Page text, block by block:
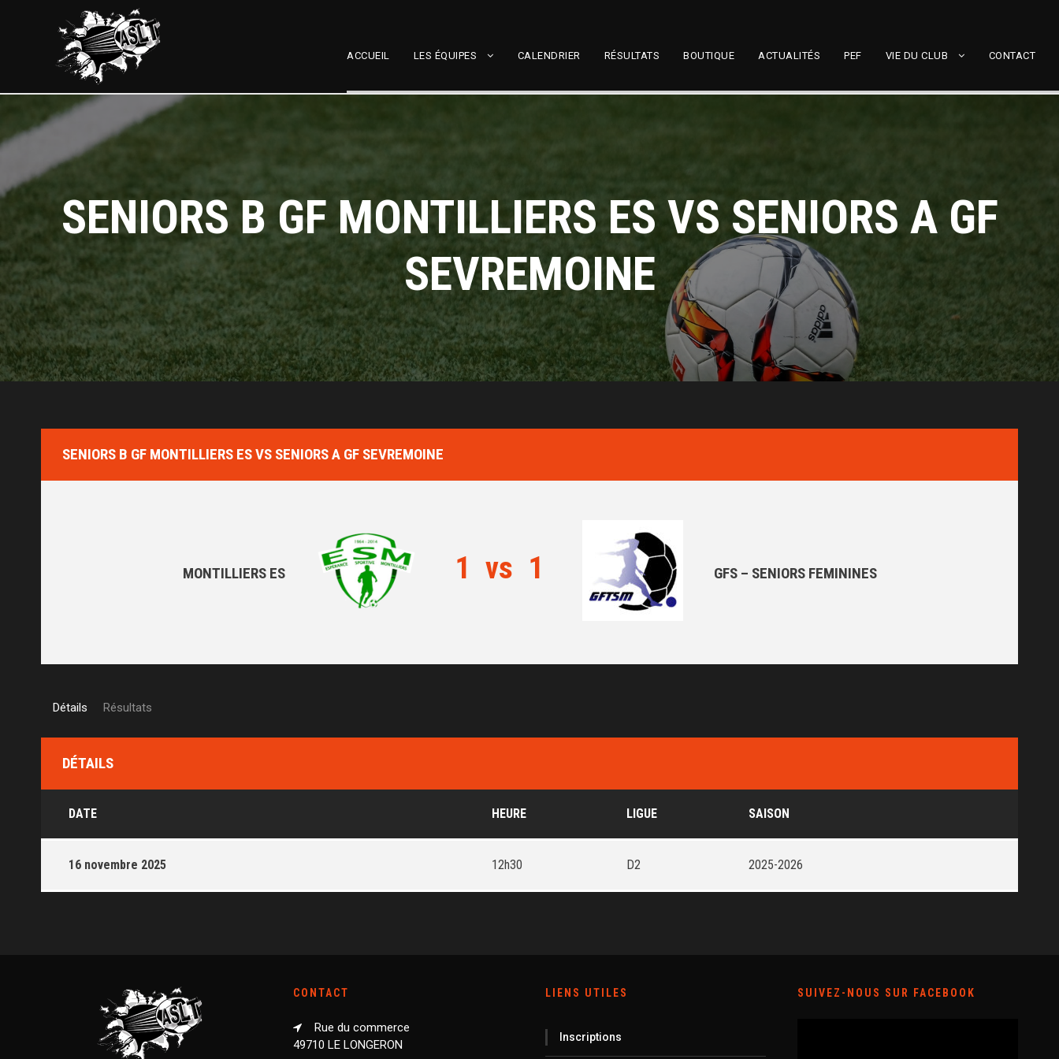
ACCUEIL LES ÉQUIPES CALENDRIER RÉSULTATS BOUTIQUE ACTUALITÉS PEF VIE DU CLUB CONTACT
SENIORS B GF MONTILLIERS ES VS SENIORS A GF
SEVREMOINE
SENIORS B GF MONTILLIERS ES VS SENIORS A GF SEVREMOINE
MONTILLIERS ES 1 vs 1 GFS – SENIORS FEMININES
Détails Résultats
DÉTAILS
DATE HEURE LIGUE SAISON
16 novembre 2025 12h30 D2 2025-2026
CONTACT
Rue du commerce
49710 LE LONGERON
LIENS UTILES
Inscriptions
SUIVEZ-NOUS SUR FACEBOOK